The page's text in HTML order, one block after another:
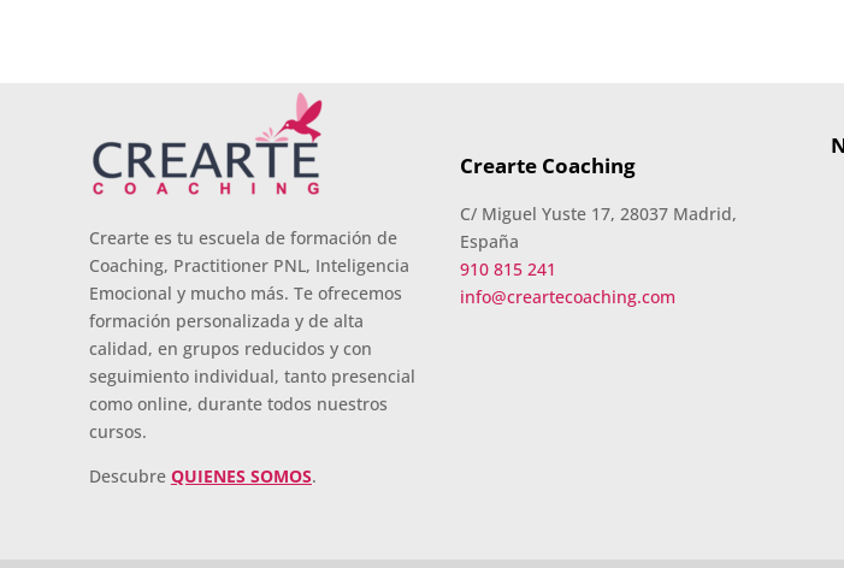
Crearte es tu escuela de formación de
Coaching, Practitioner PNL, Inteligencia
Emocional y mucho más. Te ofrecemos
formación personalizada y de alta
calidad, en grupos reducidos y con
seguimiento individual, tanto presencial
como online, durante todos nuestros
cursos.
Descubre QUIENES SOMOS.
Crearte Coaching
C/ Miguel Yuste 17, 28037 Madrid,
España
910 815 241
info@creartecoaching.com